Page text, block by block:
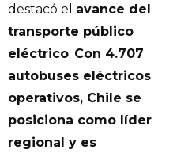
destacó el avance del
transporte público
eléctrico. Con 4.707
autobuses eléctricos
operativos, Chile se
posiciona como líder
regional y es